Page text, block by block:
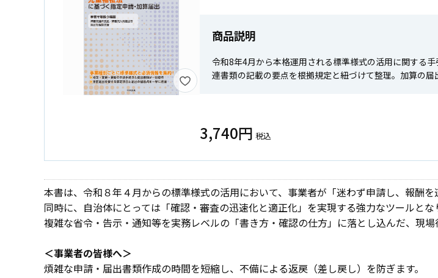
商品説明
令和8年4月から本格運用される標準様式の活用に関する
連書類の記載の要点を根拠規定と紐づけて整理。加算の
3,740円 税込
本書は、令和８年４月からの標準様式の活用において、事業者が「迷わず申請し、報酬を
同時に、自治体にとっては「確認・審査の迅速化と適正化」を実現する強力なツールとな
複雑な省令・告示・通知等を実務レベルの「書き方・確認の仕方」に落とし込んだ、現場
＜事業者の皆様へ＞
煩雑な申請・届出書類作成の時間を短縮し、不備による返戻（差し戻し）を防ぎます。